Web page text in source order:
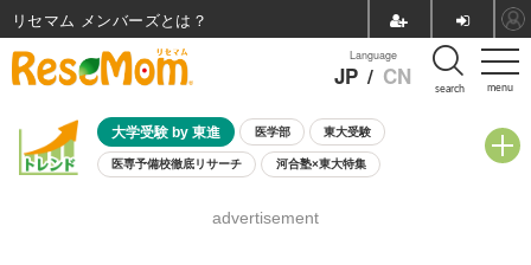
menu
Language
JP / CN search
大学受験 by 東進 医学部 東大受験
医専予備校徹底リサーチ 河合塾×東大特集
8月開催学校説明会・相談会
advertisement
リセマム メンバーズ